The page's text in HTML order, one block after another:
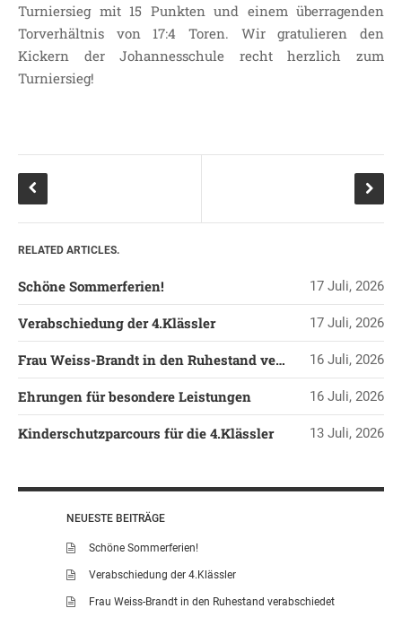
Turniersieg mit 15 Punkten und einem überragenden
Torverhältnis von 17:4 Toren. Wir gratulieren den
Kickern der Johannesschule recht herzlich zum
Turniersieg!
RELATED ARTICLES.
Schöne Sommerferien! 17 Juli, 2026
Verabschiedung der 4.Klässler 17 Juli, 2026
Frau Weiss-Brandt in den Ruhestand verabschiedet 16 Juli, 2026
Ehrungen für besondere Leistungen 16 Juli, 2026
Kinderschutzparcours für die 4.Klässler 13 Juli, 2026
NEUESTE BEITRÄGE
Schöne Sommerferien!
Verabschiedung der 4.Klässler
Frau Weiss-Brandt in den Ruhestand verabschiedet